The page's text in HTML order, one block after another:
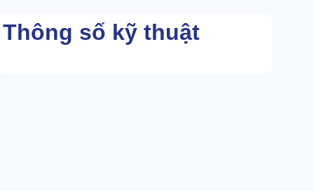
Thông số kỹ thuật